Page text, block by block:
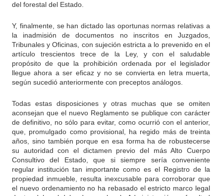
del forestal del Estado.
Y, finalmente, se han dictado las oportunas normas relativas a
la inadmisión de documentos no inscritos en Juzgados,
Tribunales y Oficinas, con sujeción estricta a lo prevenido en el
artículo trescientos trece de la Ley, y con el saludable
propósito de que la prohibición ordenada por el legislador
llegue ahora a ser eficaz y no se convierta en letra muerta,
según sucedió anteriormente con preceptos análogos.
Todas estas disposiciones y otras muchas que se omiten
aconsejan que el nuevo Reglamento se publique con carácter
de definitivo, no sólo para evitar, como ocurrió con el anterior,
que, promulgado como provisional, ha regido más de treinta
años, sino también porque en esa forma ha de robustecerse
su autoridad con el dictamen previo del más Alto Cuerpo
Consultivo del Estado, que si siempre sería conveniente
regular institución tan importante como es el Registro de la
propiedad inmueble, resulta inexcusable para corroborar que
el nuevo ordenamiento no ha rebasado el estricto marco legal